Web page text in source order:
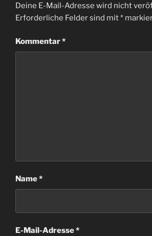
Deine E-Mail-Adresse wird nicht
Erforderliche Felder sind mit*
Kommentar*
Name*
E-Mail-Adresse*